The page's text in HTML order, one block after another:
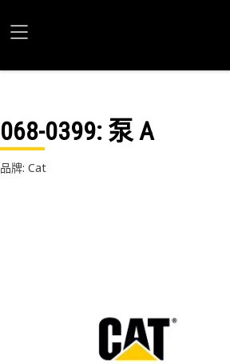
068-0399: 泵 A
品牌: Cat